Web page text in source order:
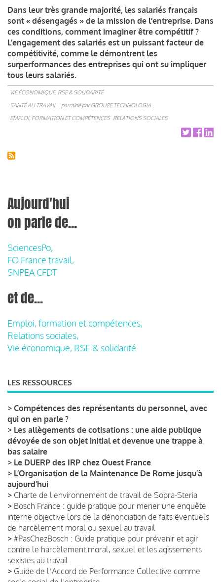
Dans leur très grande majorité, les salariés français
sont « désengagés » de la mission de l’entreprise. Dans
ces conditions, comment imaginer être compétitif ?
L’engagement des salariés est un puissant facteur de
compétitivité, comme le démontrent les
surperformances des entreprises qui ont su impliquer
tous leurs salariés.
VIE ÉCONOMIQUE, RSE & SOLIDARITÉ
SANTÉ AU TRAVAIL
parrainé parGROUPE TECHNOLOGIA
EMPLOI, FORMATION ET COMPÉTENCES RELATIONS SOCIALES
Aujourd'hui
on parle de...
SciencesPo,
FO France travail,
SNPEA CFDT
et de...
Emploi, formation et compétences,
Relations sociales,
Vie économique, RSE & solidarité
LES RESSOURCES
> Compétences des représentants du personnel, avec
qui on en parle ?
> Les allègements de cotisations : une aide publique
dévoyée de son objet initial et devenue une trappe à
bas salaire
> Le DUERP des IRP chez Ouest France
> L’Organisation de la Maintenance De Rome jusqu’à
aujourd’hui
> Charte de l'environnement de travail de Sopra-Steria
> Bosch France : guide pratique pour mener une enquête
interne objective lors de la dénonciation de faits éventuels
de harcèlement moral ou sexuel au travail
> #PasChezBosch : Guide pratique pour prévenir et agir
contre le harcèlement moral, sexuel et les agissements
sexistes au travail
> Guide de lʼAccord de Performance Collective comme